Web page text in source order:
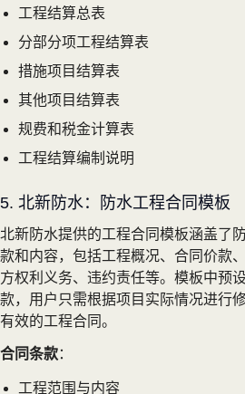
工程结算总表
分部分项工程结算表
措施项目结算表
其他项目结算表
规费和税金计算表
工程结算编制说明
5. 北新防水：防水工程合同模板
北新防水提供的工程合同模板涵盖了
款和内容，包括工程概况、合同价款
方权利义务、违约责任等。模板中预
款，用户只需根据项目实际情况进行
有效的工程合同。
合同条款：
工程范围与内容